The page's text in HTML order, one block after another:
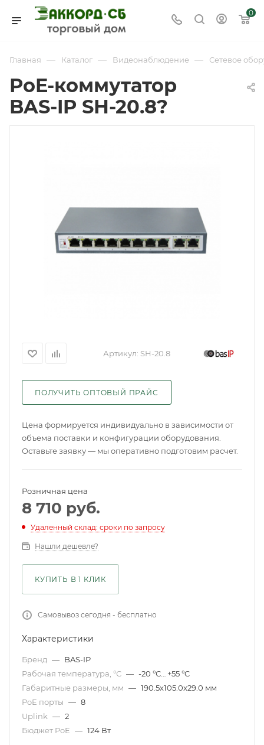
0
Главная — Каталог — Видеонаблюдение — Сетевое
PoE-коммутатор
BAS-IP SH-20.8?
Артикул: SH-20.8
ПОЛУЧИТЬ ОПТОВЫЙ ПРАЙС
Цена формируется индивидуально в зависимости от
объема поставки и конфигурации оборудования.
Оставьте заявку — мы оперативно подготовим расчет.
Розничная цена
8 710 руб.
Удаленный склад: сроки по запросу
Нашли дешевле?
КУПИТЬ В 1 КЛИК
Самовывоз сегодня - бесплатно
Характеристики
Бренд — BAS-IP
Рабочая температура, °С — -20 °С… +55 °C
Габаритные размеры, мм — 190.5x105.0x29.0 мм
PoE порты — 8
Uplink — 2
Бюджет PoE — 124 Вт